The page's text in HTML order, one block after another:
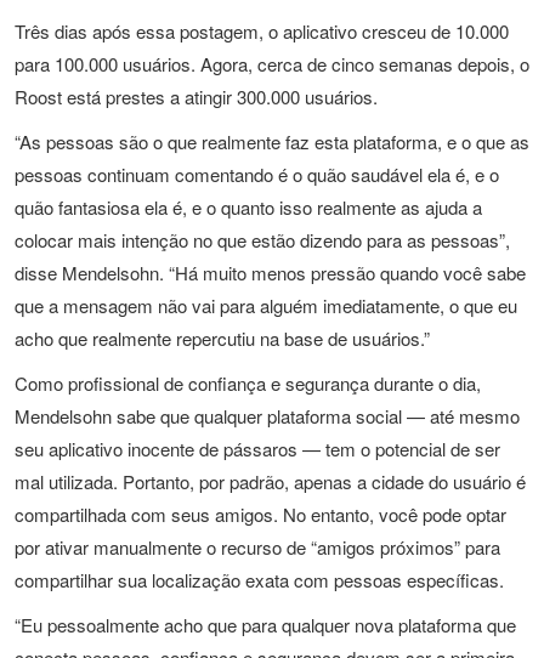
Três dias após essa postagem, o aplicativo cresceu de 10.000
para 100.000 usuários. Agora, cerca de cinco semanas depois, o
Roost está prestes a atingir 300.000 usuários.
“As pessoas são o que realmente faz esta plataforma, e o que as
pessoas continuam comentando é o quão saudável ela é, e o
quão fantasiosa ela é, e o quanto isso realmente as ajuda a
colocar mais intenção no que estão dizendo para as pessoas”,
disse Mendelsohn. “Há muito menos pressão quando você sabe
que a mensagem não vai para alguém imediatamente, o que eu
acho que realmente repercutiu na base de usuários.”
Como profissional de confiança e segurança durante o dia,
Mendelsohn sabe que qualquer plataforma social — até mesmo
seu aplicativo inocente de pássaros — tem o potencial de ser
mal utilizada. Portanto, por padrão, apenas a cidade do usuário é
compartilhada com seus amigos. No entanto, você pode optar
por ativar manualmente o recurso de “amigos próximos” para
compartilhar sua localização exata com pessoas específicas.
“Eu pessoalmente acho que para qualquer nova plataforma que